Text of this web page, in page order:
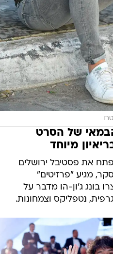
של הסרט
מיוחד
את פסטיבל ירושלים
מגיע "פרזיטים"
בונג ג'ון-הו מדבר על
נטפליקס וצמחונות.